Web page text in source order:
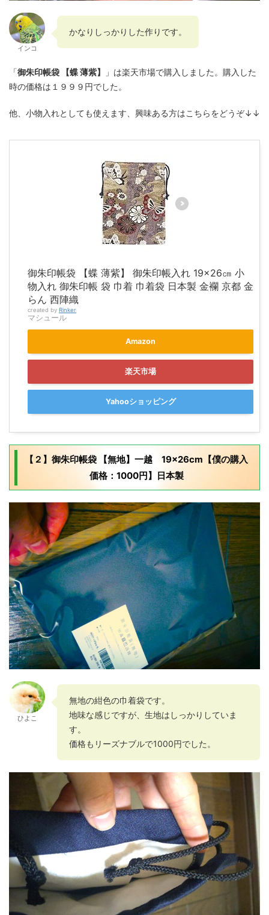
インコ
かなりしっかりした作りです。
「御朱印帳袋 【蝶 薄紫】
」は楽天市場で購入しました。購入した
時の価格は１９９９円でした。
他、小物入れとしても使えます、興味ある方はこちらをどうぞ↓↓
御朱印帳袋 【蝶 薄紫】 御朱印帳入れ 19×26㎝ 小
物入れ 御朱印帳 袋 巾着 巾着袋 日本製 金襴 京都 金
らん 西陣織
created by Rinker
マシュール
Amazon
楽天市場
Yahooショッピング
【２】御朱印帳袋 【無地】一越 19×26cm【僕の購入
価格：1000円】日本製
ひよこ
無地の紺色の巾着袋です。
地味な感じですが、生地はしっかりしていま
す。
価格もリーズナブルで1000円でした。